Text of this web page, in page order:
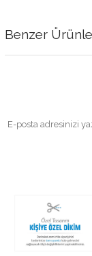
Benzer